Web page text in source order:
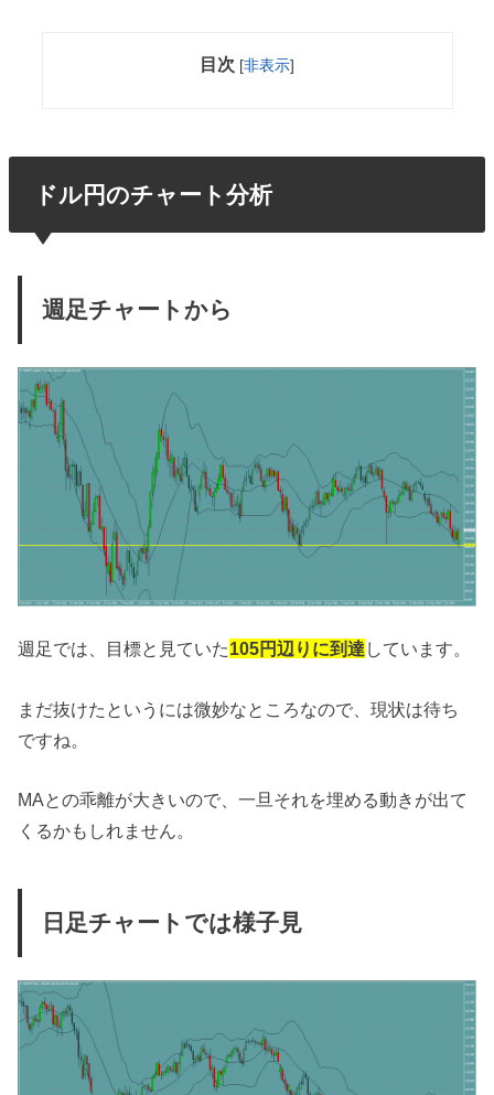
目次 [非表示]
ドル円のチャート分析
週足チャートから
週足では、目標と見ていた105円辺りに到達 しています。
まだ抜けたというには微妙なところなので、現状は待ち
ですね。
MAとの乖離が大きいので、一旦それを埋める動きが出て
くるかもしれません。
日足チャートでは様子見